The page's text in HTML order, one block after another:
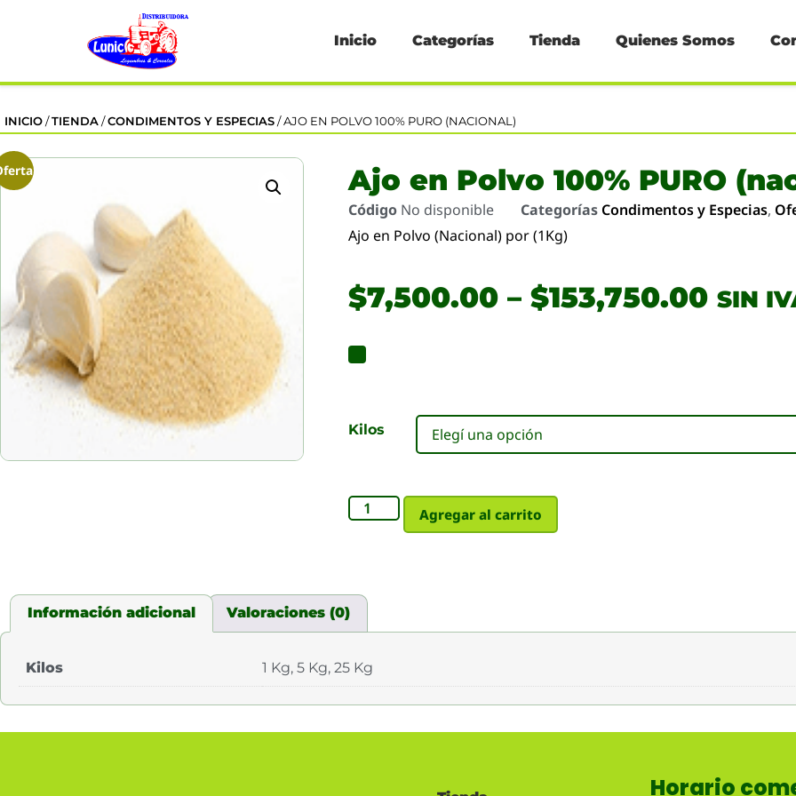
Inicio Categorías Tienda Quienes Somos
INICIO /TIENDA /CONDIMENTOS Y ESPECIAS / AJO EN POLVO 100% PURO (NACIONAL)
Ajo en Polvo 100% PURO
Código No disponible Categorías Condimentos y Especias,
Ajo en Polvo (Nacional) por (1Kg)
$7,500.00 – $153,750.00 SIN
Kilos
Agregar al carrito
Información adicional Valoraciones (0)
Kilos 1 Kg, 5 Kg, 25 Kg
Horario